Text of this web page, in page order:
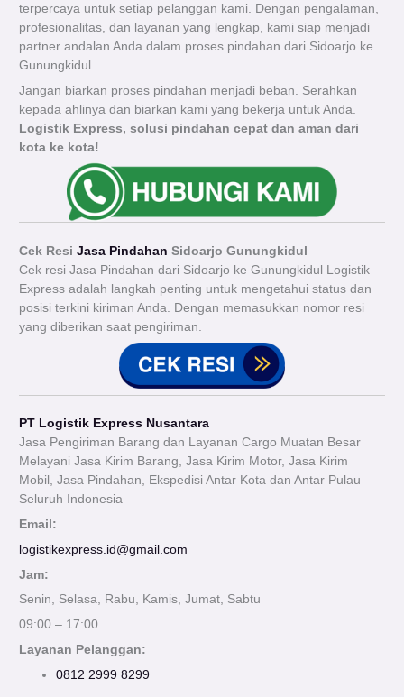
terpercaya untuk setiap pelanggan kami. Dengan pengalaman,
profesionalitas, dan layanan yang lengkap, kami siap menjadi
partner andalan Anda dalam proses pindahan dari Sidoarjo ke
Gunungkidul.
Jangan biarkan proses pindahan menjadi beban. Serahkan
kepada ahlinya dan biarkan kami yang bekerja untuk Anda.
Logistik Express, solusi pindahan cepat dan aman dari
kota ke kota!
Cek ResiJasa Pindahan Sidoarjo Gunungkidul
Cek resi Jasa Pindahan dari Sidoarjo ke Gunungkidul Logistik
Express adalah langkah penting untuk mengetahui status dan
posisi terkini kiriman Anda. Dengan memasukkan nomor resi
yang diberikan saat pengiriman.
PT Logistik Express Nusantara
Jasa Pengiriman Barang dan Layanan Cargo Muatan Besar
Melayani Jasa Kirim Barang, Jasa Kirim Motor, Jasa Kirim
Mobil, Jasa Pindahan, Ekspedisi Antar Kota dan Antar Pulau
Seluruh Indonesia
Email:
logistikexpress.id@gmail.com
Jam:
Senin, Selasa, Rabu, Kamis, Jumat, Sabtu
09:00 – 17:00
Layanan Pelanggan:
0812 2999 8299